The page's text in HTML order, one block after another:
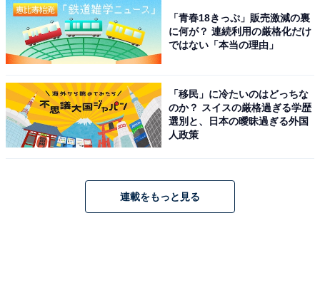
「青春18きっぷ」販売激減の裏
に何が？ 連続利用の厳格化だけ
ではない「本当の理由」
「移民」に冷たいのはどっちな
のか？ スイスの厳格過ぎる学歴
選別と、日本の曖昧過ぎる外国
人政策
連載をもっと見る